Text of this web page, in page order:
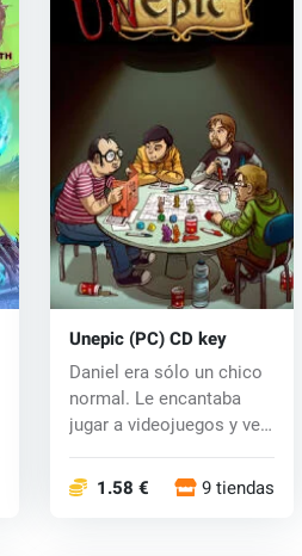
Unepic (PC) CD key
Daniel era sólo un chico
normal. Le encantaba
jugar a videojuegos y ver
1.58 € 9 tiendas